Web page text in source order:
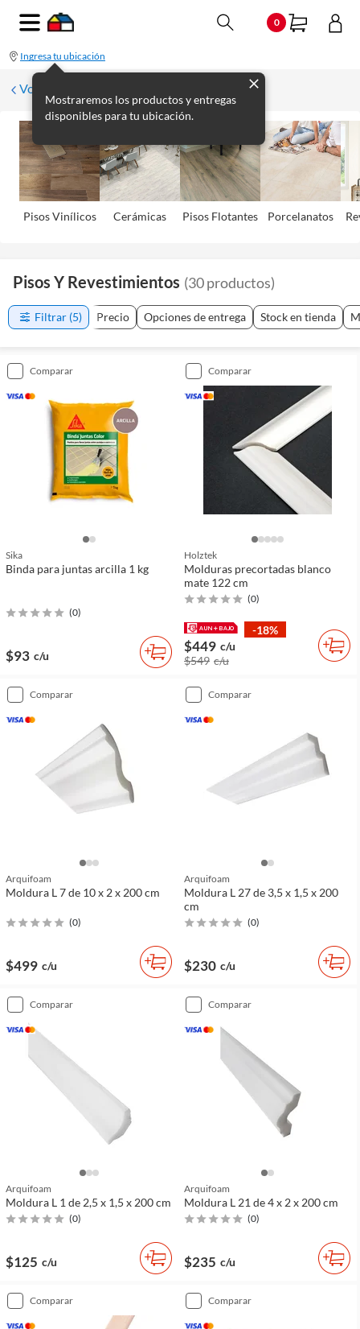
0
Ingresa tu ubicación
Mostraremos los productos y entregas
disponibles para tu ubicación.
Volver
Pisos Viní­licos Cerámicas Pisos Flotantes Porcelanatos
Pisos Y Revestimientos (30productos)
Filtrar (5) Precio Opciones de entrega Stock en tienda
comparar
Sika
Binda para juntas arcilla 1 kg
(0)
$93 c/u
comparar
Holztek
Molduras precortadas blanco
mate 122 cm
(0)
-18%
$449 c/u
$549 c/u
comparar
Arquifoam
Moldura L 7 de 10 x 2 x 200 cm
(0)
$499 c/u
comparar
Arquifoam
Moldura L 27 de 3,5 x 1,5 x 200
cm
(0)
$230 c/u
comparar
Arquifoam
Moldura L 1 de 2,5 x 1,5 x 200 cm
(0)
$125 c/u
comparar
Arquifoam
Moldura L 21 de 4 x 2 x 200 cm
(0)
$235 c/u
comparar comparar